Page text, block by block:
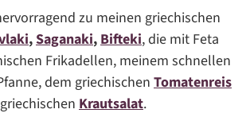
zu meinen griechischen
,Saganaki,Bifteki, die mit Feta
Frikadellen, meinem schnellen
dem griechischen Tomatenreis
Krautsalat.